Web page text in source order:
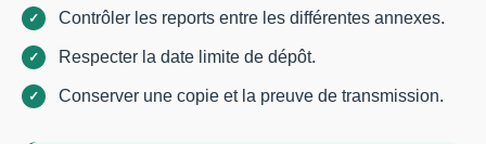
Contrôler les reports entre les différentes annexes.
Respecter la date limite de dépôt.
Conserver une copie et la preuve de transmission.